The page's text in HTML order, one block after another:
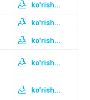
ko'rish...
ko'rish...
ko'rish...
ko'rish...
ko'rish...